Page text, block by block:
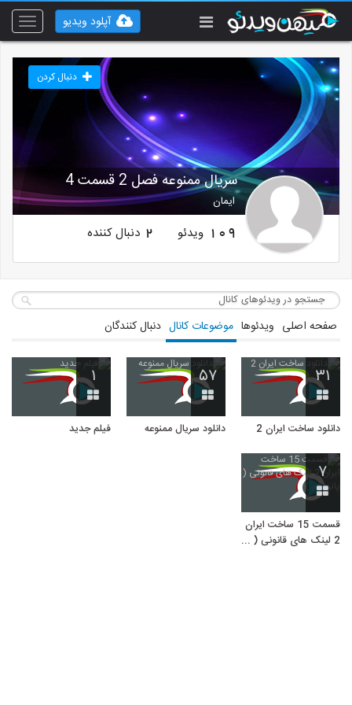
Toggle
آپلود ویدیو
سریال ممنوعه فصل 2 قسمت 4
ایمان
دنبال کردن
109 ویدئو 2 دنبال کننده
صفحه اصلی ویدئوها موضوعات کانال دنبال کنندگان
۳۱
دانلود ساخت ایران 2
۵۷
دانلود سریال ممنوعه
۱
فیلم جدید
۷
قسمت 15 ساخت ایران
2 لینک های قانونی (